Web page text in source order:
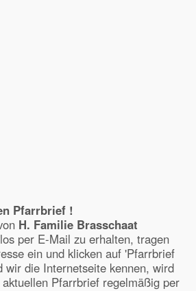
Pfarrbrief !
H. Familie Brasschaat
per E-Mail zu erhalten, tragen
ein und klicken auf 'Pfarrbrief
wir die Internetseite kennen, wird
Pfarrbrief regelmäßig per